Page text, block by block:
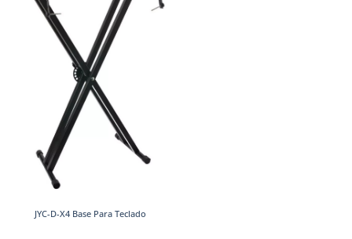
JYC-D-X4 Base Para Teclado